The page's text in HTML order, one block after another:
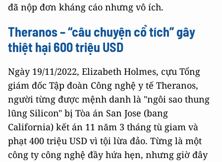
đã nộp đơn kháng cáo nhưng vô ích.
Theranos – “câu chuyện cổ tích” gây
thiệt hại 600 triệu USD
Ngày 19/11/2022, Elizabeth Holmes, cựu Tổng
giám đốc Tập đoàn Công nghệ y tế Theranos,
người từng được mệnh danh là "ngôi sao thung
lũng Silicon" bị Tòa án San Jose (bang
California) kết án 11 năm 3 tháng tù giam và
phạt 400 triệu USD vì tội lừa đảo. Từng là một
công ty công nghệ đầy hứa hẹn, nhưng giờ đây